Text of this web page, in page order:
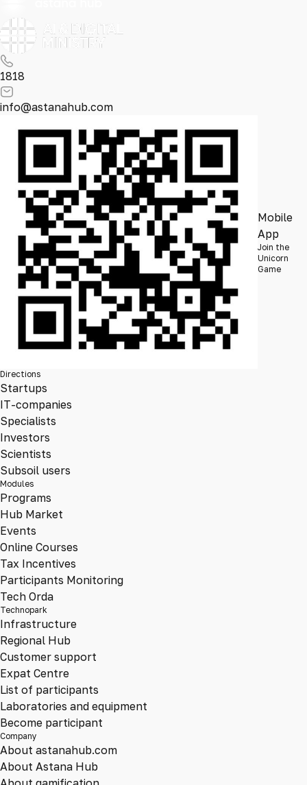
1818
info@astanahub.com
Mobile
App
Join the
Unicorn
Game
Directions
Startups
IT-companies
Specialists
Investors
Scientists
Subsoil users
Modules
Programs
Hub Market
Events
Online Courses
Tax Incentives
Participants Monitoring
Tech Orda
Technopark
Infrastructure
Regional Hub
Customer support
Expat Centre
List of participants
Laboratories and equipment
Become participant
Company
About astanahub.com
About Astana Hub